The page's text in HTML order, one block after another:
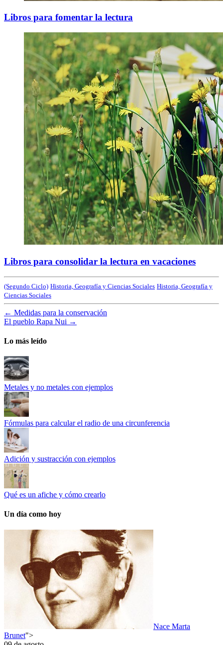
Libros para fomentar la lectura
Libros para consolidar la lectura en vacaciones
(Segundo Ciclo) Historia, Geografía y Ciencias Sociales Historia, Geografía y
Ciencias Sociales
← Medidas para la conservación
El pueblo Rapa Nui →
Lo más leído
Metales y no metales con ejemplos
Fórmulas para calcular el radio de una circunferencia
Adición y sustracción con ejemplos
Qué es un afiche y cómo crearlo
Un día como hoy
Nace Marta
Brunet">